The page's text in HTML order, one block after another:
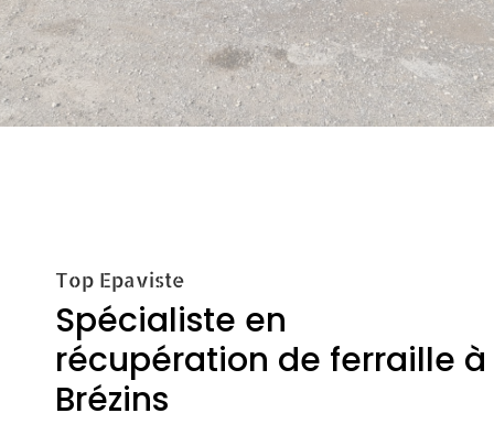
Top Epaviste
Spécialiste en
récupération de ferraille à
Brézins